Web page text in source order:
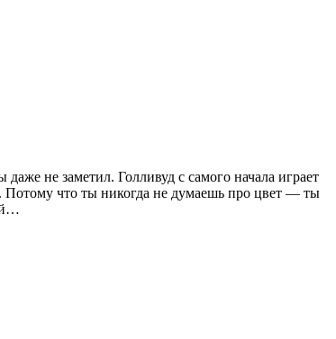
не заметил. Голливуд с самого начала играет
Потому что ты никогда не думаешь про цвет — ты